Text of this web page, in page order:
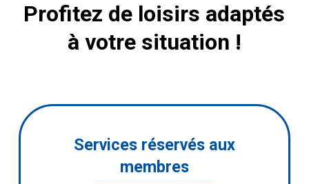
Profitez de loisirs adaptés
à votre situation !
Services réservés aux
membres